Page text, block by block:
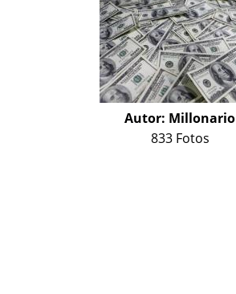
Autor: Millonario
833 Fotos